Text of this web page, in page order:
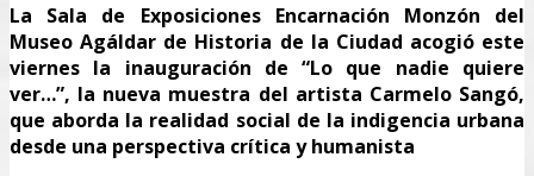
La Sala de Exposiciones Encarnación Monzón del
Museo Agáldar de Historia de la Ciudad acogió este
viernes la inauguración de “Lo que nadie quiere
ver…”, la nueva muestra del artista Carmelo Sangó,
que aborda la realidad social de la indigencia urbana
desde una perspectiva crítica y humanista